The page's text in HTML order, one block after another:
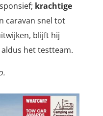
krachtige
caravan snel tot
blijft hij
het testteam.